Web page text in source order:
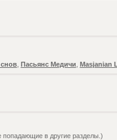
, Пасьянс Медичи Masjanian
в другие разделы.)